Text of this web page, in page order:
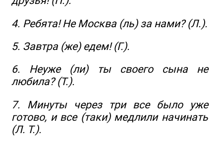
4. Ребята! Не Москва (ль) за нами? (Л.).
5. Завтра (же) едем! (Г.).
6. Неуже (ли) ты своего сына не
любила? (Т.).
7. Минуты через три все было уже
готово, и все (таки) медлили начинать
(Л. Т.).